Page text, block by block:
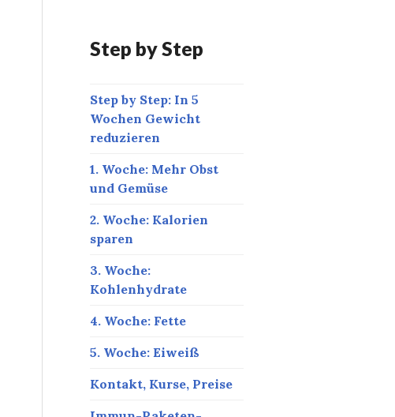
n
c
h
:
Step by Step
Step by Step: In 5
Wochen Gewicht
reduzieren
1. Woche: Mehr Obst
und Gemüse
2. Woche: Kalorien
sparen
3. Woche:
Kohlenhydrate
4. Woche: Fette
5. Woche: Eiweiß
Kontakt, Kurse, Preise